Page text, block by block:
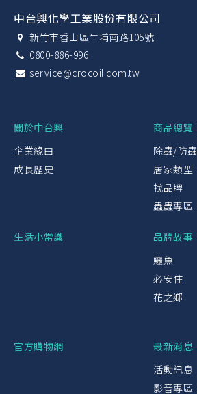
中台興化學工業股份有限公司
新竹市香山區牛埔南路105號
0800-886-996
service@crocoil.com.tw
關於中台興
企業緣由
成長歷史
商品總覽
除蟲/防蟲
居家類型
找品牌
蟲蟲專區
生活小常識
品牌故事
鱷魚
必安住
花之鄉
官方購物網
最新消息
活動訊息
影音專區